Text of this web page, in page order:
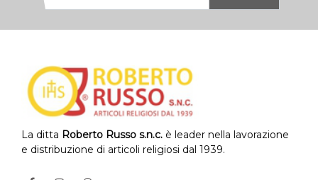
La ditta Roberto Russo s.n.c. è leader nella lavorazione
e distribuzione di articoli religiosi dal 1939.